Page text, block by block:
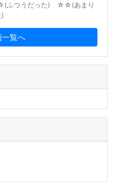
つうだった) ☆☆(あまり
一覧へ